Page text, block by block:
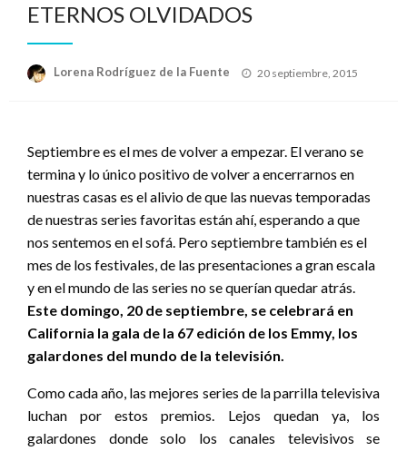
ETERNOS OLVIDADOS
Lorena Rodríguez de la Fuente
Publicado
20 septiembre, 2015
Septiembre es el mes de volver a empezar. El verano se
termina y lo único positivo de volver a encerrarnos en
nuestras casas es el alivio de que las nuevas temporadas
de nuestras series favoritas están ahí, esperando a que
nos sentemos en el sofá. Pero septiembre también es el
mes de los festivales, de las presentaciones a gran escala
y en el mundo de las series no se querían quedar atrás.
Este domingo, 20 de septiembre, se celebrará en
California la gala de la 67 edición de los Emmy, los
galardones del mundo de la televisión.
Como cada año, las mejores series de la parrilla televisiva
luchan por estos premios. Lejos quedan ya, los
galardones donde solo los canales televisivos se